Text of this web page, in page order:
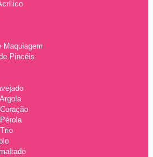
Maquiagem
Pincéis